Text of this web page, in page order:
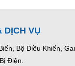
DỊCH VỤ
Bộ Điều Khiển,
Điện.